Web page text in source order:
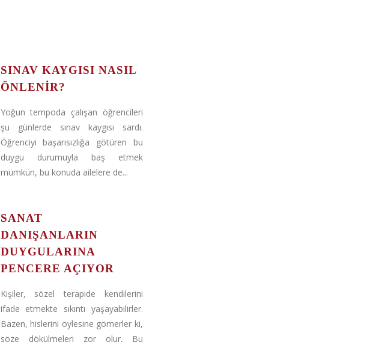
SINAV KAYGISI NASIL
ÖNLENIR?
Yoğun tempoda çalışan öğrencileri
şu günlerde sınav kaygısı sardı.
Öğrenciyi başarısızlığa götüren bu
duygu durumuyla baş etmek
mümkün, bu konuda ailelere de...
SANAT
DANIŞANLARIN
DUYGULARINA
PENCERE AÇIYOR
Kişiler, sözel terapide kendilerini
ifade etmekte sıkıntı yaşayabilirler.
Bazen, hislerini öylesine gömerler ki,
söze dökülmeleri zor olur. Bu